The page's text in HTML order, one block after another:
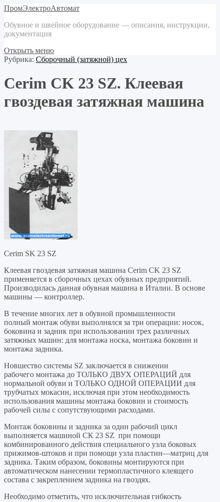
ПромЭлектроАвтомат
Обувное и швейное оборудование — описания, инструкции,
документация
Открыть меню
Рубрика: Сборочный (затяжной) цех
Cerim CK 23 SZ. Клеевая
гвоздевая затяжная машина
Cerim SK 23 SZ
Клеевая гвоздевая затяжная машина Cerim CK 23 SZ
применяется в сборочных цехах обувных предприятий.
Производилась данная обувная машина в Италии. В основе
машины — контроллер.
В течение многих лет в обувной промышленности
полный монтаж обуви выполнялся за три операции: носок,
боковина и задник при использовании трех различных
затяжных машин: для монтажа носка, монтажа боковин и
монтажа задника.
Новшество системы SZ заключается в снижении
рабочего монтажа до ТОЛЬКО ДВУХ ОПЕРАЦИЙ для
нормальной обуви и ТОЛЬКО ОДНОЙ ОПЕРАЦИИ для
трубчатых мокасин, исключая при этом необходимость
использования машины монтажа боковин и стоимость
рабочей силы с сопутствующими расходами.
Монтаж боковины и задника за один рабочий цикл
выполняется машиной СК 23 SZ при помощи
комбинированного действия специального узла боковых
прижимов-штоков и при помощи узла пластин—матриц для
задника. Таким образом, боковины монтируются при
автоматическом нанесении термопластичного клеящего
состава с закреплением задника на гвоздях.
Необходимо отметить, что исключительная гибкость